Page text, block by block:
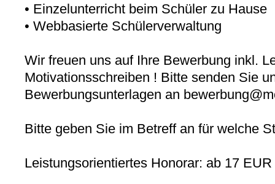
• Einzelunterricht beim Schüler zu Hause
• Webbasierte Schülerverwaltung
Wir freuen uns auf Ihre Bewerbung inkl.
Motivationsschreiben ! Bitte senden Sie
Bewerbungsunterlagen an
Bitte geben Sie im Betreff an für welche
Leistungsorientiertes Honorar: ab 17